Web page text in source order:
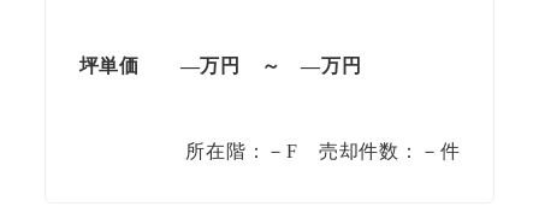
坪単価 —万円 ～—万円
所在階：－F 売却件数：－件